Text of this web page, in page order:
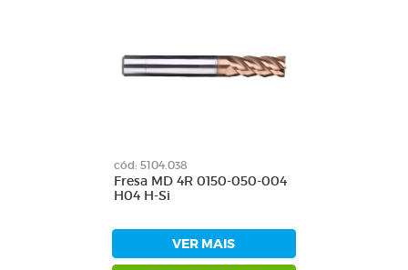
cód: 5104.038
Fresa MD 4R 0150-050-004
H04 H-Si
VER MAIS